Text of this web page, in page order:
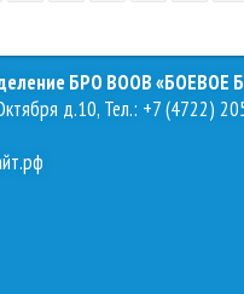
БРО ВООВ «БОЕВОЕ
д.10, Тел.: +7 (4722)